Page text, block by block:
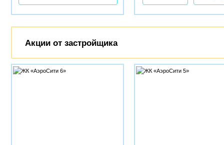
Акции от застройщика